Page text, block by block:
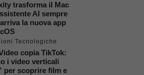
trasforma il Mac
AI sempre
la nuova app
Tecnologiche
copia TikTok:
i video verticali
per scoprire film e